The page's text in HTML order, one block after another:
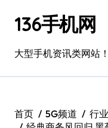
136手机网
大型手机资讯类网站
首页 5G频道 行业